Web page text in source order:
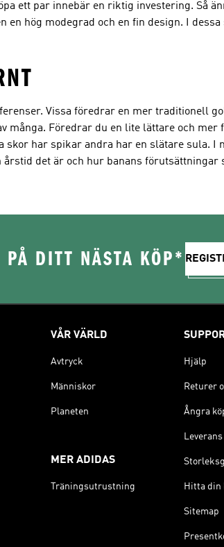
ett par innebär en riktig investering. Så
hög modegrad och en fin design. I
Vissa föredrar en mer traditionell
många. Föredrar du en lite lättare och mer
skor har spikar andra har en slätare sula. I
det är och hur banans förutsättningar
DITT NÄSTA KÖP*
VÅR VÄRLD
Avtryck
Människor
Planeten
MER ADIDAS
Träningsutrustning
Hjälp
Returer
Ångra
Leverans
Hitta din
Sitemap